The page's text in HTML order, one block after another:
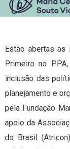
Estão abertas
Primeiro no
inclusão das
planejamento e
pela Fundação
apoio da
do Brasil